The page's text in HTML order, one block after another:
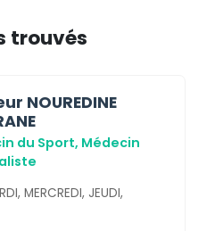
trouvés
NOUREDINE
du Sport, Médecin
MERCREDI, JEUDI,